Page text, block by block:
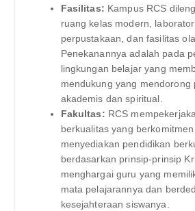
Fasilitas: Kampus RCS
ruang kelas modern,
perpustakaan, dan fasilitas
Penekanannya adalah pada
lingkungan belajar yang
mendukung yang mendorong
akademis dan spiritual.
Fakultas: RCS
berkualitas yang
menyediakan pendidikan
berdasarkan prinsip-prinsip
menghargai guru yang
mata pelajarannya dan
kesejahteraan siswanya.